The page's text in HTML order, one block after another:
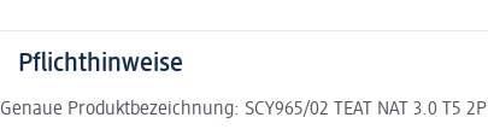
Pflichthinweise
Genaue Produktbezeichnung: SCY965/02 TEAT NAT 3.0 T5 2P